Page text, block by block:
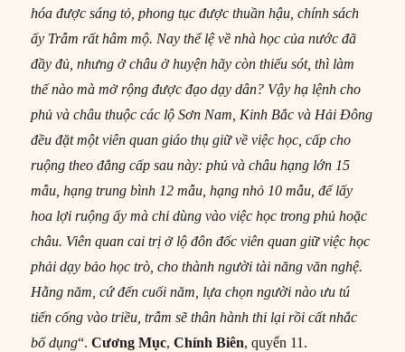
hóa được sáng tỏ, phong tục được thuần hậu, chính sách
ấy Trẫm rất hâm mộ. Nay thể lệ về nhà học của nước đã
đầy đủ, nhưng ở châu ở huyện hãy còn thiếu sót, thì làm
thế nào mà mở rộng được đạo dạy dân? Vậy hạ lệnh cho
phủ và châu thuộc các lộ Sơn Nam, Kinh Bắc và Hải Đông
đều đặt một viên quan giáo thụ giữ về việc học, cấp cho
ruộng theo đẳng cấp sau này: phủ và châu hạng lớn 15
mẫu, hạng trung bình 12 mẫu, hạng nhỏ 10 mẫu, để lấy
hoa lợi ruộng ấy mà chi dùng vào việc học trong phủ hoặc
châu. Viên quan cai trị ở lộ đôn đốc viên quan giữ việc học
phải dạy bảo học trò, cho thành người tài năng văn nghệ.
Hằng năm, cứ đến cuối năm, lựa chọn người nào ưu tú
tiến cống vào triều, trẫm sẽ thân hành thi lại rồi cất nhắc
bổ dụng“.Cương Mục,Chính Biên, quyển 11.